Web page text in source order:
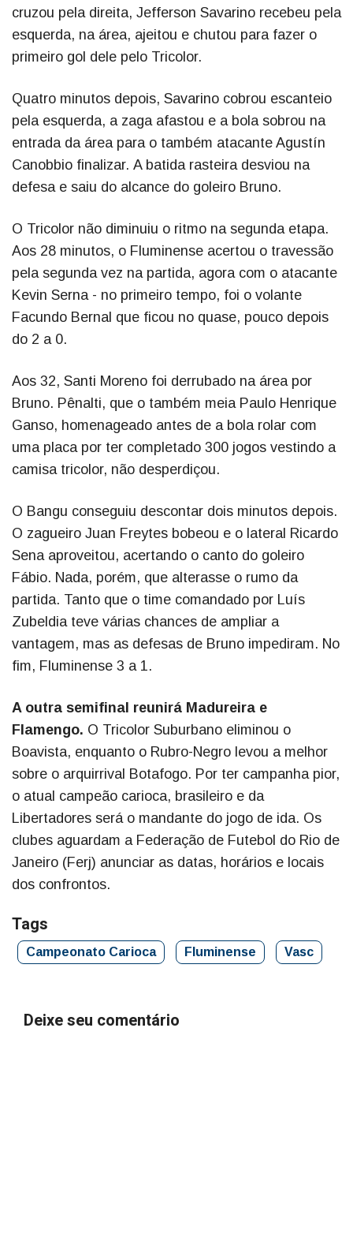
cruzou pela direita, Jefferson Savarino recebeu pela
esquerda, na área, ajeitou e chutou para fazer o
primeiro gol dele pelo Tricolor.
Quatro minutos depois, Savarino cobrou escanteio
pela esquerda, a zaga afastou e a bola sobrou na
entrada da área para o também atacante Agustín
Canobbio finalizar. A batida rasteira desviou na
defesa e saiu do alcance do goleiro Bruno.
O Tricolor não diminuiu o ritmo na segunda etapa.
Aos 28 minutos, o Fluminense acertou o travessão
pela segunda vez na partida, agora com o atacante
Kevin Serna - no primeiro tempo, foi o volante
Facundo Bernal que ficou no quase, pouco depois
do 2 a 0.
Aos 32, Santi Moreno foi derrubado na área por
Bruno. Pênalti, que o também meia Paulo Henrique
Ganso, homenageado antes de a bola rolar com
uma placa por ter completado 300 jogos vestindo a
camisa tricolor, não desperdiçou.
O Bangu conseguiu descontar dois minutos depois.
O zagueiro Juan Freytes bobeou e o lateral Ricardo
Sena aproveitou, acertando o canto do goleiro
Fábio. Nada, porém, que alterasse o rumo da
partida. Tanto que o time comandado por Luís
Zubeldia teve várias chances de ampliar a
vantagem, mas as defesas de Bruno impediram. No
fim, Fluminense 3 a 1.
A outra semifinal reunirá Madureira e
Flamengo. O Tricolor Suburbano eliminou o
Boavista, enquanto o Rubro-Negro levou a melhor
sobre o arquirrival Botafogo. Por ter campanha pior,
o atual campeão carioca, brasileiro e da
Libertadores será o mandante do jogo de ida. Os
clubes aguardam a Federação de Futebol do Rio de
Janeiro (Ferj) anunciar as datas, horários e locais
dos confrontos.
Tags
Campeonato Carioca Fluminense Vasc
Deixe seu comentário